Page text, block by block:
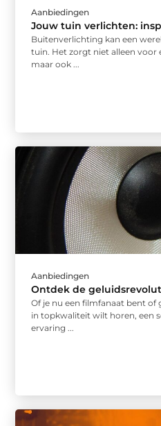
Aanbiedingen
Jouw tuin verlichten:
Buitenverlichting kan een
tuin. Het zorgt niet alleen voor
maar ook ...
Aanbiedingen
Ontdek de
Of je nu een filmfanaat bent
in topkwaliteit wilt horen, een
ervaring ...